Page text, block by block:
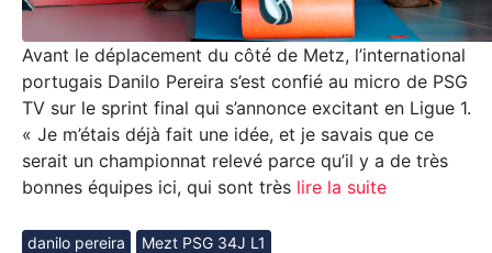
Avant le déplacement du côté de Metz, l’international
portugais Danilo Pereira s’est confié au micro de PSG
TV sur le sprint final qui s’annonce excitant en Ligue 1.
« Je m’étais déjà fait une idée, et je savais que ce
serait un championnat relevé parce qu’il y a de très
bonnes équipes ici, qui sont très lire la suite
danilo pereira Mezt PSG 34J L1